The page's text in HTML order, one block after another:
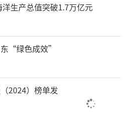
花傲霜竞芬芳》80cmx180cm
）
生产总值突破1.7万亿元
“绿色成效”
2024）榜单发